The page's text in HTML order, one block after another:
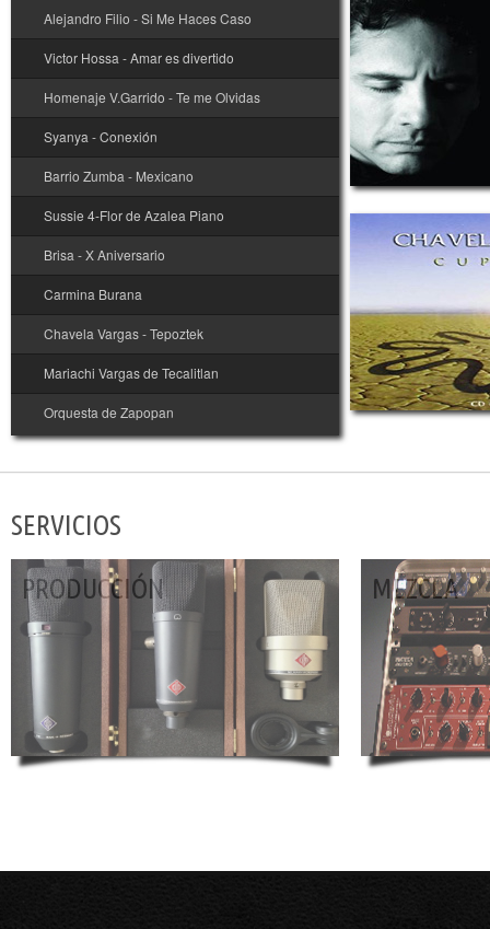
Alejandro Filio - Si Me Haces Caso
Victor Hossa - Amar es divertido
Homenaje V.Garrido - Te me Olvidas
Orquesta Fil. de Zapopan
Syanya - Conexión
Barrio Zumba - Mexicano
Sussie 4-Flor de Azalea Piano
Brisa - X Aniversario
Carmina Burana
Chavela Vargas - Tepoztek
Mariachi Vargas de Tecalitlan
Orquesta de Zapopan
SERVICIOS
PRODUCCIÓN
MEZCLA